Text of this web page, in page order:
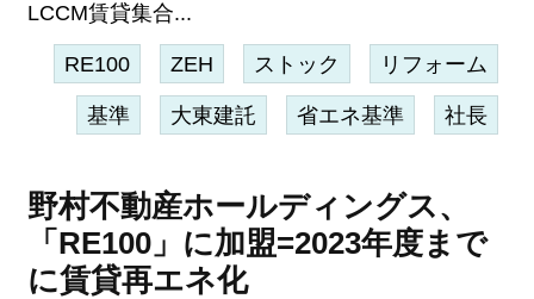
LCCM賃貸集合...
RE100 ZEH ストック リフォーム
基準 大東建託 省エネ基準 社長
野村不動産ホールディングス、
「RE100」に加盟=2023年度まで
に賃貸再エネ化